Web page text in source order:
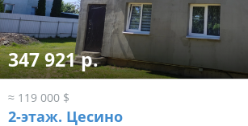
491 181 р.
≈ 168 000 $
3-этаж. Большое Стиклево, ул.